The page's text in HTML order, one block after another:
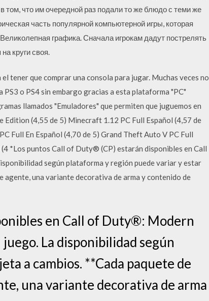
что им очередной раз подали то же блюдо с теми же
часть популярной компьютерной игры, которая
графика. Сначала игрокам дадут пострелять
круги своя.
tener que comprar una consola para jugar. Muchas veces no
o PS4 sin embargo gracias a esta plataforma "PC"
llamados "Emuladores" que permiten que juguemos en
(4,55 de 5) Minecraft 1.12 PC Full Español (4,57 de
Full En Español (4,70 de 5) Grand Theft Auto V PC Full
*Los puntos Call of Duty® (CP) estarán disponibles en Call
según plataforma y región puede variar y estar
agente, una variante decorativa de arma y contenido de
en Call of Duty®: Modern
La disponibilidad según
a cambios. **Cada paquete de
una variante decorativa de arma